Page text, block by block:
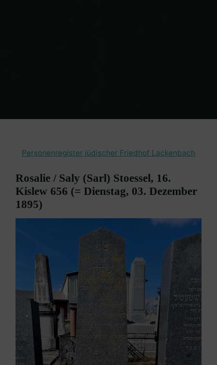
Personenregister jüdischer Friedhof Lackenbach
Rosalie / Saly (Sarl) Stoessel, 16.
Kislew 656 (= Dienstag, 03. Dezember
1895)